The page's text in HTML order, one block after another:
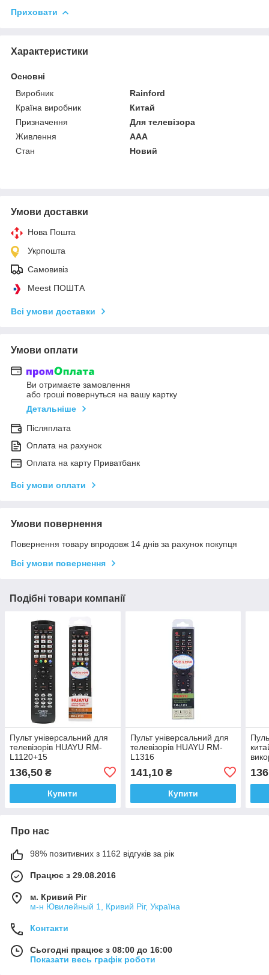
Приховати
Характеристики
Основні
Виробник
Rainford
Країна виробник
Китай
Призначення
Для телевізора
Живлення
AAA
Стан
Новий
Умови доставки
Нова Пошта
Укрпошта
Самовивіз
Meest ПОШТА
Всі умови доставки
Умови оплати
Ви отримаєте замовлення
або гроші повернуться на вашу картку
Детальніше
Післяплата
Оплата на рахунок
Оплата на карту Приватбанк
Всі умови оплати
Умови повернення
Повернення товару впродовж 14 днів за рахунок покупця
Всі умови повернення
Подібні товари компанії
Пульт універсальний для
телевізорів HUAYU RM-
L1120+15
136,50 ₴
Купити
Пульт універсальний для
телевізорів HUAYU RM-
L1316
141,10₴
Купити
Про нас
98% позитивних з 1162 відгуків за рік
Працює з 29.08.2016
м. Кривий Ріг
м-н Ювилейный 1, Кривий Ріг, Україна
Контакти
Сьогодні працює з 08:00 до 16:00
Показати весь графік роботи